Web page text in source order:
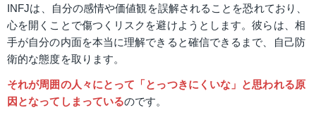
INFJは、自分の感情や価値観を誤解されることを恐れており、
心を開くことで傷つくリスクを避けようとします。彼らは、相
手が自分の内面を本当に理解できると確信できるまで、自己防
衛的な態度を取ります。
それが周囲の人々にとって「とっつきにくいな」と思われる原
因となってしまっているのです。